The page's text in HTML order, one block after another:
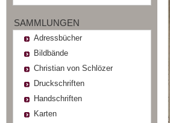
SAMMLUNGEN
Adressbücher
Bildbände
Christian von Schlözer
Druckschriften
Handschriften
Karten